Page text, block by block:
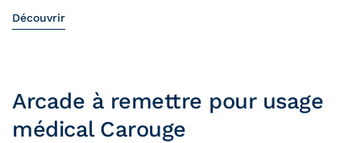
Découvrir
Arcade à remettre pour usage
médical Carouge